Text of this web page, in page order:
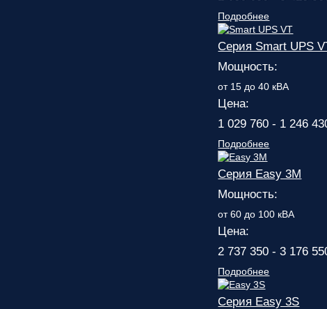
Подробнее
Серия Smart UPS
Мощность:
от 15 до 40 кВА
Цена:
1 029 760 - 1 246
Подробнее
Серия Easy 3M
Мощность:
от 60 до 100 кВА
Цена:
2 737 350 - 3 176
Подробнее
Серия Easy 3S